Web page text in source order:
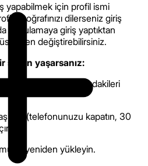
yapabilmek için profil ismi
fotoğrafınızı dilerseniz giriş
uygulamaya giriş yaptıktan
değiştirebilirsiniz.
sorun yaşarsanız:
lütfen aşağıdakileri
(telefonunuzu kapatın, 30
yeniden yükleyin.